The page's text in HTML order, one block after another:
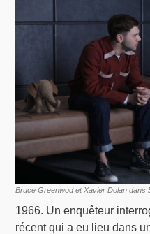
Bruce Greenwod et Xavier Dolan dans
1966. Un enquêteur
récent qui a eu lieu dans